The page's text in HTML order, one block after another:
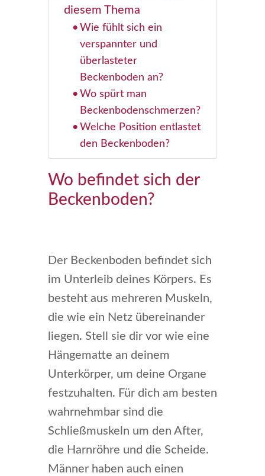
diesem Thema
Wie fühlt sich ein
verspannter und
überlasteter
Beckenboden an?
Wo spürt man
Beckenbodenschmerzen?
Welche Position entlastet
den Beckenboden?
Wo befindet sich der
Beckenboden?
Der Beckenboden befindet sich
im Unterleib deines Körpers. Es
besteht aus mehreren Muskeln,
die wie ein Netz übereinander
liegen. Stell sie dir vor wie eine
Hängematte an deinem
Unterkörper, um deine Organe
festzuhalten. Für dich am besten
wahrnehmbar sind die
Schließmuskeln um den After,
die Harnröhre und die Scheide.
Männer haben auch einen